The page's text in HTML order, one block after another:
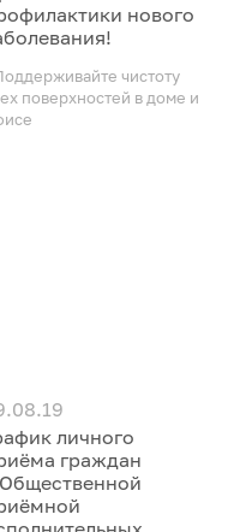
нового
чистоту
поверхностей в доме и
личного
граждан